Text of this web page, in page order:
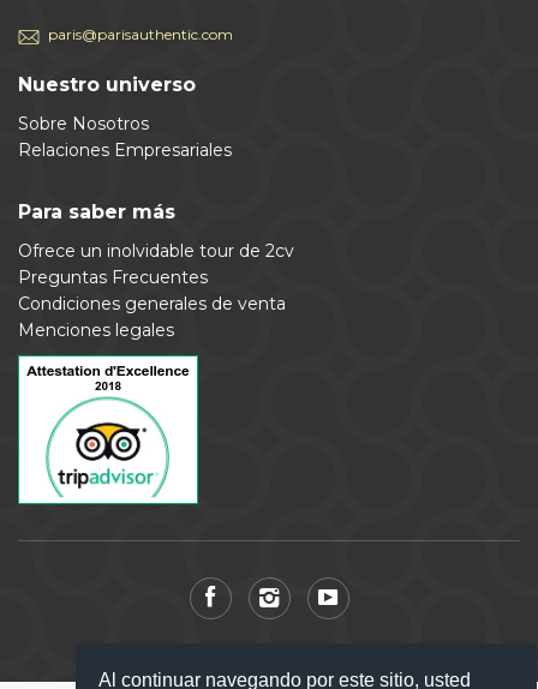
Al continuar navegando por este sitio, usted
paris@parisauthentic.com
Nuestro universo
Sobre Nosotros
Relaciones Empresariales
Para saber más
Ofrece un inolvidable tour de 2cv
Preguntas Frecuentes
Condiciones generales de venta
Menciones legales